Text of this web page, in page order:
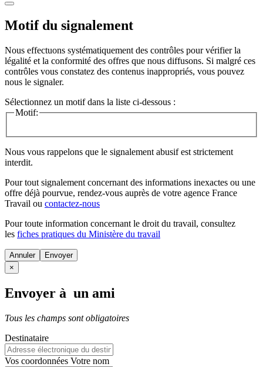
Motif du signalement
Nous effectuons systématiquement des contrôles pour vérifier la
légalité et la conformité des offres que nous diffusons. Si malgré ces
contrôles vous constatez des contenus inappropriés, vous pouvez
nous le signaler.
Sélectionnez un motif dans la liste ci-dessous :
Motif:
Nous vous rappelons que le signalement abusif est strictement
interdit.
Pour tout signalement concernant des informations inexactes ou une
offre déjà pourvue, rendez-vous auprès de votre agence France
Travail ou contactez-nous
Pour toute information concernant le droit du travail, consultez
les fiches pratiques du Ministère du travail
Annuler
×
Envoyer à un ami
Tous les champs sont obligatoires
Destinataire
Vos coordonnées Votre nom